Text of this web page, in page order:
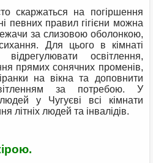
скаржаться на погіршення
певних правил гігієни можна
за слизовою оболонкою,
Для цього в кімнаті
відрегулювати освітлення,
прямих сонячних променів,
на вікна та доповнити
за потребою. У
у ​​Чугуєві всі кімнати
літніх людей та інвалідів.